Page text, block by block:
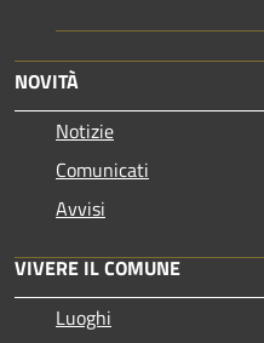
NOVITÀ
Notizie
Comunicati
Avvisi
VIVERE IL COMUNE
Luoghi